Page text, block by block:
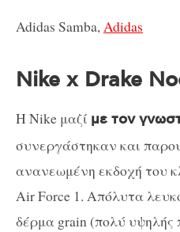
Adidas Samba, Adidas
Nike x Drake
Η Nike μαζί με τον
συνεργάστηκαν και
ανανεωμένη εκδοχή του
Air Force 1. Απόλυτα
δέρμα grain (πολύ υψηλής